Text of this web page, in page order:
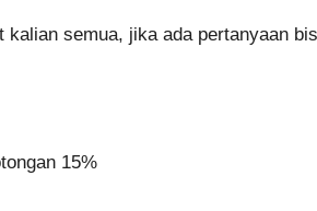
kalian semua, jika ada pertanyaan
15%